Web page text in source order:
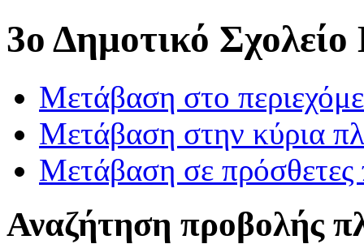
3ο Δημοτικό
Μετάβαση στο
Μετάβαση στην κύρια
Μετάβαση σε πρόσθετες
Αναζήτηση προβολής